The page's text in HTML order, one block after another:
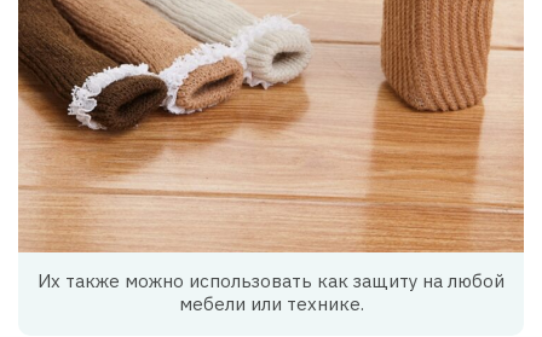
Их также можно использовать как защиту на любой
мебели или технике.